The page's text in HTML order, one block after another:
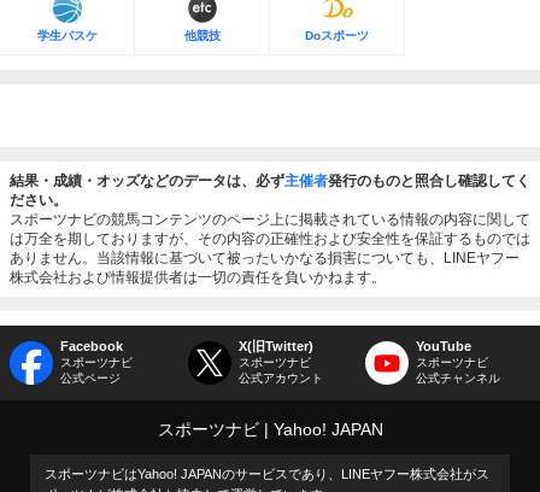
学生バスケ 他競技 Doスポーツ
結果・成績・オッズなどのデータは、必ず主催者発行のものと照合し確認してく
ださい。
スポーツナビの競馬コンテンツのページ上に掲載されている情報の内容に関して
は万全を期しておりますが、その内容の正確性および安全性を保証するものでは
ありません。当該情報に基づいて被ったいかなる損害についても、LINEヤフー
株式会社および情報提供者は一切の責任を負いかねます。
Facebook
スポーツナビ
公式ページ
X(旧Twitter)
スポーツナビ
公式アカウント
YouTube
スポーツナビ
公式チャンネル
スポーツナビ Yahoo! JAPAN
スポーツナビはYahoo! JAPANのサービスであり、LINEヤフー株式会社がス